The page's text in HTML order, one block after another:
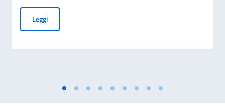
LeggiAVVISO AI CITTADINI ITALIANI IN PROCINTO DI